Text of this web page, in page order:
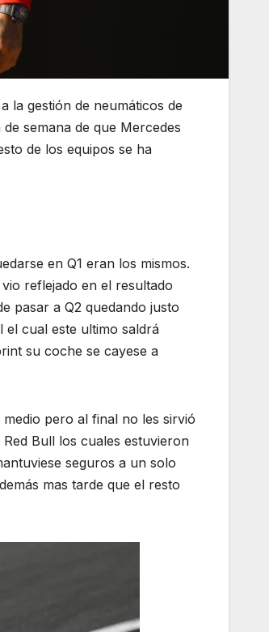
la gestión de neumáticos de
semana de que Mercedes
de los equipos se ha
en Q1 eran los mismos.
reflejado en el resultado
pasar a Q2 quedando justo
cual este ultimo saldrá
su coche se cayese a
pero al final no les sirvió
Bull los cuales estuvieron
seguros a un solo
mas tarde que el resto